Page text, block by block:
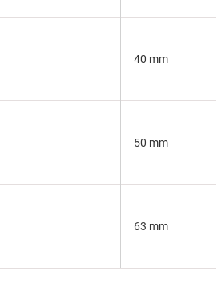
40 mm
50 mm
63 mm